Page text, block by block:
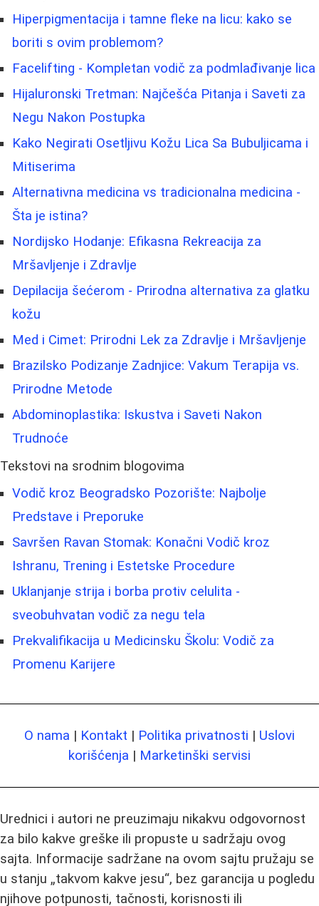
Hiperpigmentacija i tamne fleke na licu: kako se
boriti s ovim problemom?
Facelifting - Kompletan vodič za podmlađivanje lica
Hijaluronski Tretman: Najčešća Pitanja i Saveti za
Negu Nakon Postupka
Kako Negirati Osetljivu Kožu Lica Sa Bubuljicama i
Mitiserima
Alternativna medicina vs tradicionalna medicina -
Šta je istina?
Nordijsko Hodanje: Efikasna Rekreacija za
Mršavljenje i Zdravlje
Depilacija šećerom - Prirodna alternativa za glatku
kožu
Med i Cimet: Prirodni Lek za Zdravlje i Mršavljenje
Brazilsko Podizanje Zadnjice: Vakum Terapija vs.
Prirodne Metode
Abdominoplastika: Iskustva i Saveti Nakon
Trudnoće
Tekstovi na srodnim blogovima
Vodič kroz Beogradsko Pozorište: Najbolje
Predstave i Preporuke
Savršen Ravan Stomak: Konačni Vodič kroz
Ishranu, Trening i Estetske Procedure
Uklanjanje strija i borba protiv celulita -
sveobuhvatan vodič za negu tela
Prekvalifikacija u Medicinsku Školu: Vodič za
Promenu Karijere
O nama | Kontakt | Politika privatnosti | Uslovi
korišćenja | Marketinški servisi
Urednici i autori ne preuzimaju nikakvu odgovornost
za bilo kakve greške ili propuste u sadržaju ovog
sajta. Informacije sadržane na ovom sajtu pružaju se
u stanju „takvom kakve jesu“, bez garancija u pogledu
njihove potpunosti, tačnosti, korisnosti ili